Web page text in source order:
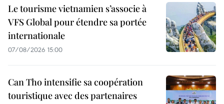
Le tourisme vietnamien s’associe à
VFS Global pour étendre sa portée
internationale
07/08/2026 15:00
Can Tho intensifie sa coopération
touristique avec des partenaires